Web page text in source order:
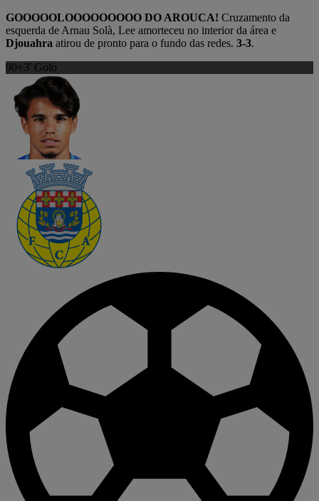
GOOOOOLOOOOOOOOO DO AROUCA! Cruzamento da
esquerda de Arnau Solà, Lee amorteceu no interior da área e
Djouahra atirou de pronto para o fundo das redes. 3-3.
90+3' Golo